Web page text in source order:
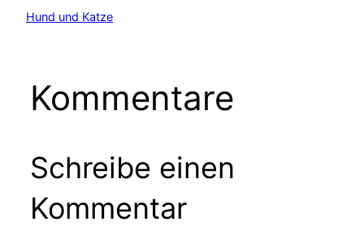
Hund und Katze
Kommentare
Schreibe einen
Kommentar